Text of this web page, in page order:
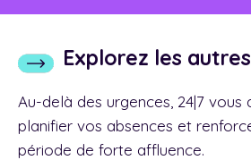
Explorez les
Au-delà des urgences, 24|7
planifier vos absences et
période de forte affluence.